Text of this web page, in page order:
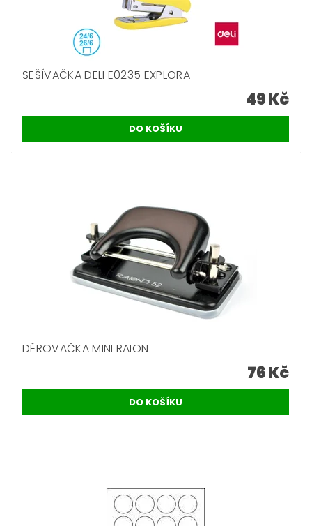
SEŠÍVAČKA DELI E0235 EXPLORA
49 Kč
DĚROVAČKA MINI RAION
76 Kč